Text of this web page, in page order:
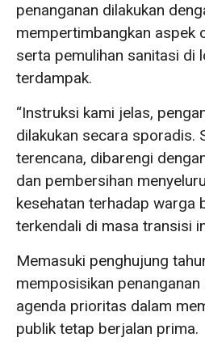
penanganan dilakukan
mempertimbangkan aspek
serta pemulihan sanitasi di
terdampak.
“Instruksi kami jelas,
dilakukan secara sporadis.
terencana, dibarengi
dan pembersihan
kesehatan terhadap warga
terkendali di masa transisi
Memasuki penghujung
memposisikan
agenda prioritas dalam
publik tetap berjalan prima.